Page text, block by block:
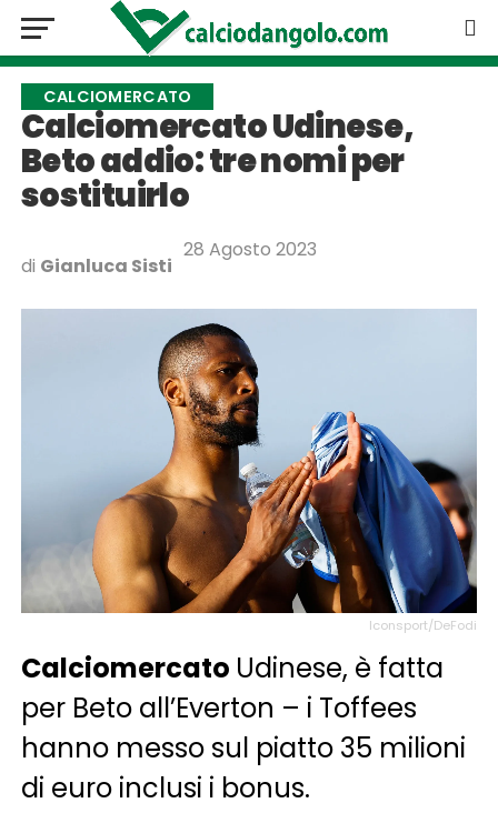
CALCIOMERCATO
Calciomercato Udinese,
Beto addio: tre nomi per
sostituirlo
di Gianluca Sisti
28 Agosto 2023
Iconsport/DeFodi
Calciomercato Udinese, è fatta
per Beto all’Everton – i Toffees
hanno messo sul piatto 35 milioni
di euro inclusi i bonus.